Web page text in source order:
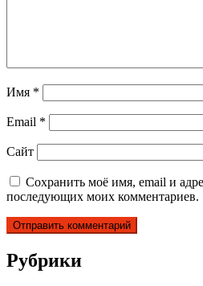
Имя *
Email *
Сайт
Сохранить моё имя, email и
последующих моих комментариев.
Рубрики